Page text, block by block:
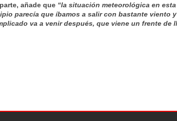
añade que “la situación meteorológica en
parecía que íbamos a salir con bastante viento
va a venir después, que viene un frente de